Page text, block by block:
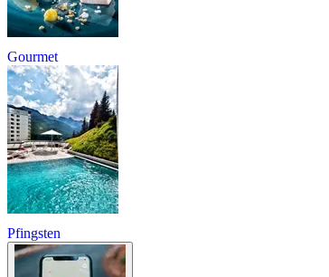
Gourmet
Pfingsten